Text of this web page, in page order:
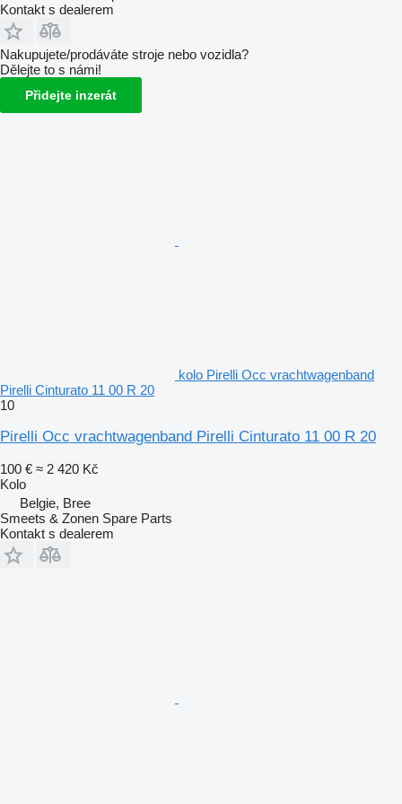
Kontakt s dealerem
Nakupujete/prodáváte stroje nebo vozidla?
Dělejte to s námi!
Přidejte inzerát
kolo Pirelli Occ vrachtwagenband
Pirelli Cinturato 11 00 R 20
10
Pirelli Occ vrachtwagenband Pirelli Cinturato 11 00 R 20
100 € ≈ 2 420 Kč
Kolo
Belgie, Bree
Smeets & Zonen Spare Parts
Kontakt s dealerem